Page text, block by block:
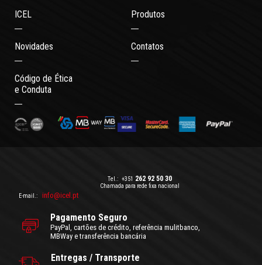
ICEL Produtos
Novidades Contatos
Código de Ética
e Conduta
Tel.: +351 262 92 50 30
Chamada para rede fixa nacional
E-mail.:
info@icel.pt
Pagamento Seguro
PayPal, cartões de crédito, referência mulitbanco,
MBWay e transferência bancária
Entregas / Transporte